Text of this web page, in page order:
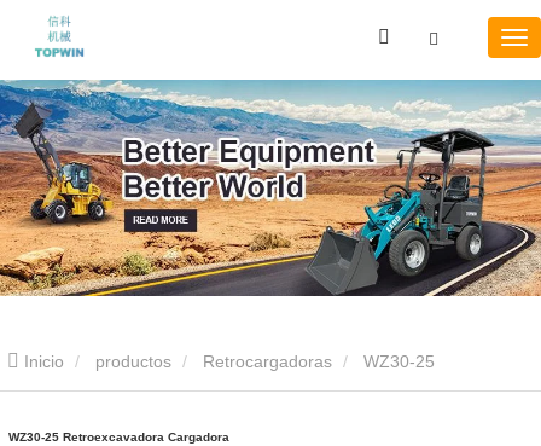
Inicio productos Retrocargadoras
WZ30-25 Retroexcavadora Cargadora